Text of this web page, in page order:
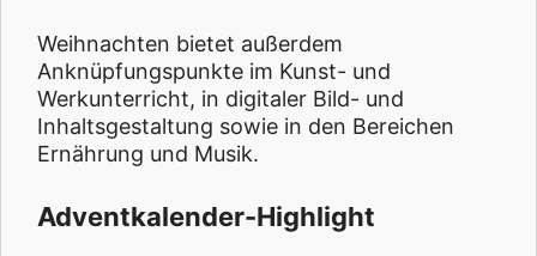
Weihnachten bietet außerdem
Anknüpfungspunkte im Kunst- und
Werkunterricht, in digitaler Bild- und
Inhaltsgestaltung sowie in den Bereichen
Ernährung und Musik.
Adventkalender-Highlight